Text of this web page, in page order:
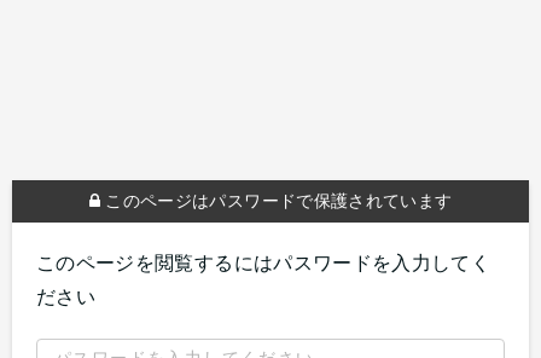
このページはパスワードで保護されています
このページを閲覧するにはパスワードを入力してく
ださい